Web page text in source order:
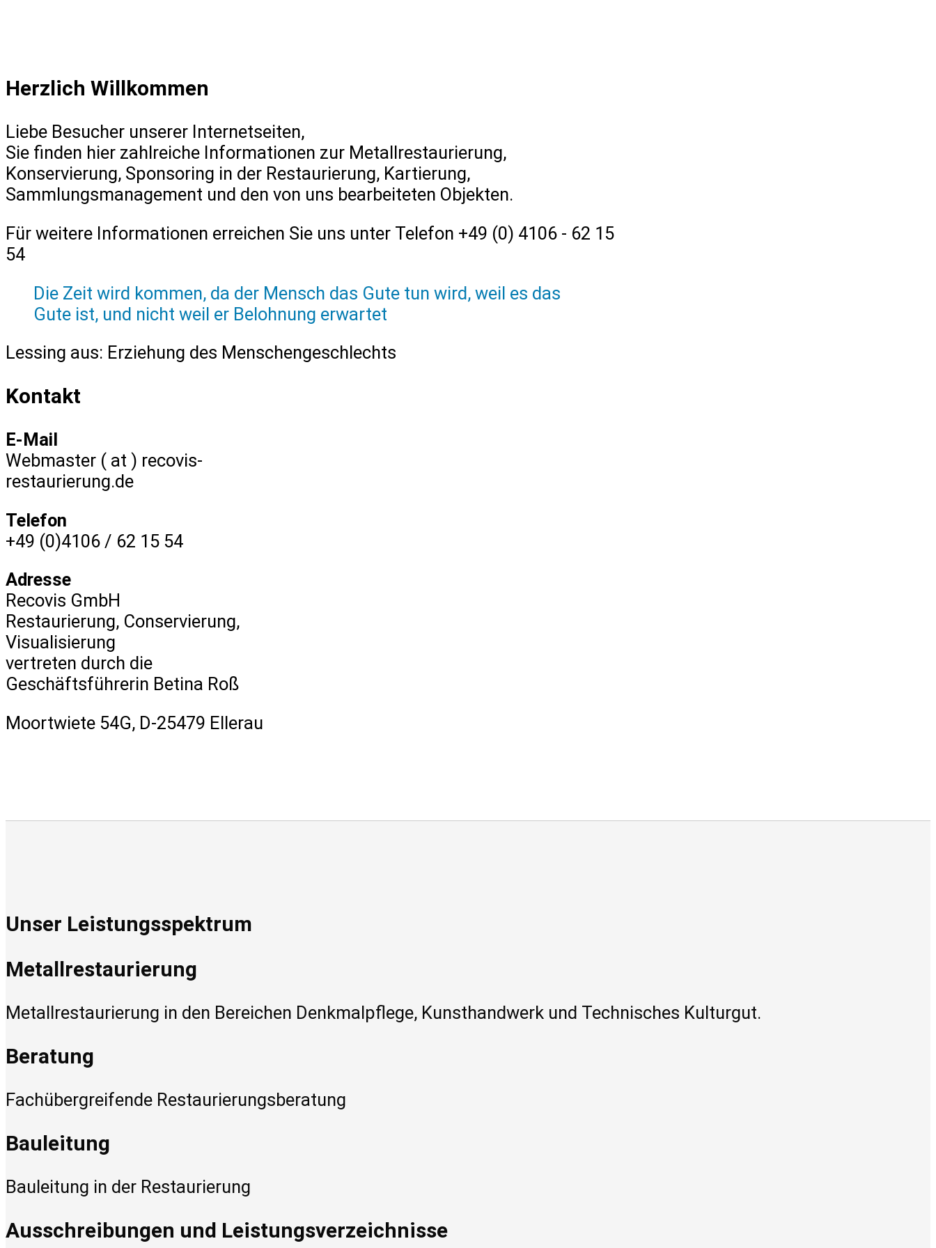
Herzlich Willkommen
Liebe Besucher unserer Internetseiten,
Sie finden hier zahlreiche Informationen zur Metallrestaurierung,
Konservierung, Sponsoring in der Restaurierung, Kartierung,
Sammlungsmanagement und den von uns bearbeiteten Objekten.
Für weitere Informationen erreichen Sie uns unter Telefon +49 (0) 4106 - 62 15
54
Die Zeit wird kommen, da der Mensch das Gute tun wird, weil es das
Gute ist, und nicht weil er Belohnung erwartet
Lessing aus: Erziehung des Menschengeschlechts
Kontakt
E-Mail
Webmaster ( at ) recovis-
restaurierung.de
Telefon
+49 (0)4106 / 62 15 54
Adresse
Recovis GmbH
Restaurierung, Conservierung,
Visualisierung
vertreten durch die
Geschäftsführerin Betina Roß
Moortwiete 54G, D-25479 Ellerau
Unser Leistungsspektrum
Metallrestaurierung
Metallrestaurierung in den Bereichen Denkmalpflege, Kunsthandwerk und Technisches Kulturgut.
Beratung
Fachübergreifende Restaurierungsberatung
Bauleitung
Bauleitung in der Restaurierung
Ausschreibungen und Leistungsverzeichnisse